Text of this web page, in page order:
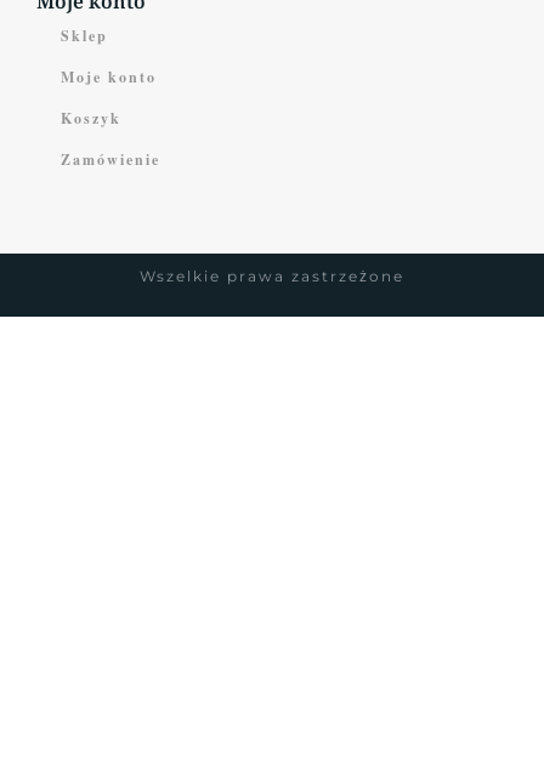
Sklep
Moje konto
Koszyk
Zamówienie
Wszelkie prawa zastrzeżone